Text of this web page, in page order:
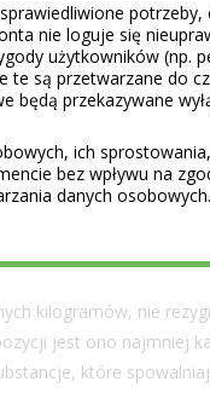
to szczep typowo
to klasyczny szczep
krajów może się
Gruzja do nich
Zwłaszcza, jeśli
Trunek z
kilogramów, nie
jest ono najmniej
które
nie loguje się
użytkowników (np.
są przetwarzane do
będą przekazywane
ich
bez wpływu na
danych